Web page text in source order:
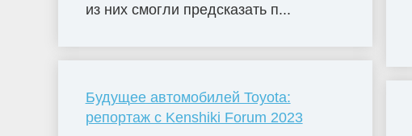
из них смогли предсказать п...
Будущее автомобилей Toyota:
репортаж с Kenshiki Forum 2023